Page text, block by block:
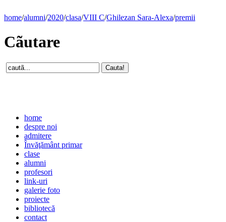
home/alumni/2020/clasa/VIII C/Ghilezan Sara-Alexa/premii
Cãutare
home
despre noi
admitere
Învăţământ primar
clase
alumni
profesori
link-uri
galerie foto
proiecte
bibliotecă
contact